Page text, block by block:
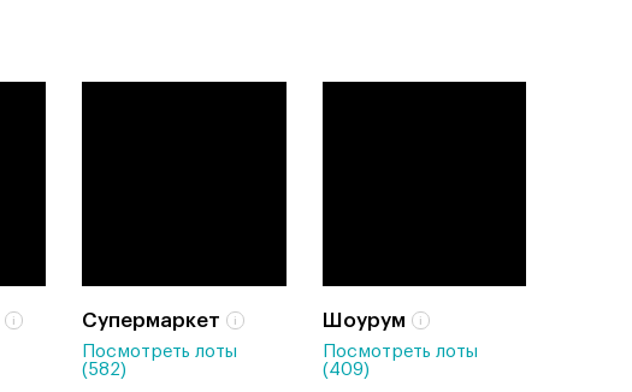
Супермаркет
Посмотреть лоты
(582)
Шоурум
Посмотреть лоты
(409)